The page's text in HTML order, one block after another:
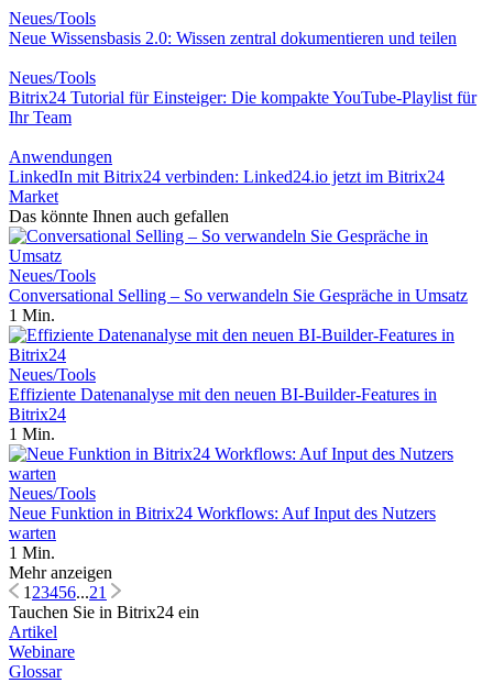
Neues/Tools
Neue Wissensbasis 2.0: Wissen zentral dokumentieren und teilen
Neues/Tools
Bitrix24 Tutorial für Einsteiger: Die kompakte YouTube-Playlist für
Ihr Team
Anwendungen
LinkedIn mit Bitrix24 verbinden: Linked24.io jetzt im Bitrix24
Market
Das könnte Ihnen auch gefallen
Neues/Tools
Conversational Selling – So verwandeln Sie Gespräche in Umsatz
1 Min.
Neues/Tools
Effiziente Datenanalyse mit den neuen BI-Builder-Features in
Bitrix24
1 Min.
Neues/Tools
Neue Funktion in Bitrix24 Workflows: Auf Input des Nutzers
warten
1 Min.
Mehr anzeigen
123456...21
Tauchen Sie in Bitrix24 ein
Artikel
Webinare
Glossar